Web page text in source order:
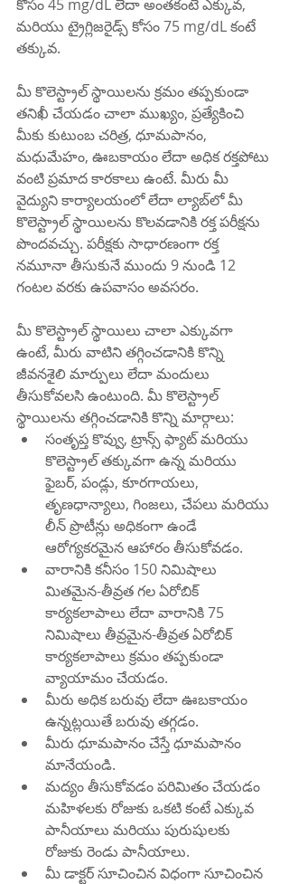
కోసం 45 mg/dL లేదా అంతకంటే ఎక్కువ,
మరియు ట్రైగ్లిజరైడ్స్ కోసం 75 mg/dL కంటే
తక్కువ.
మీ కొలెస్ట్రాల్ స్థాయిలను క్రమం తప్పకుండా
తనిఖీ చేయడం చాలా ముఖ్యం, ప్రత్యేకించి
మీకు కుటుంబ చరిత్ర, ధూమపానం,
మధుమేహం, ఊబకాయం లేదా అధిక రక్తపోటు
వంటి ప్రమాద కారకాలు ఉంటే. మీరు మీ
వైద్యుని కార్యాలయంలో లేదా ల్యాబ్‌లో మీ
కొలెస్ట్రాల్ స్థాయిలను కొలవడానికి రక్త పరీక్షను
పొందవచ్చు. పరీక్షకు సాధారణంగా రక్త
నమూనా తీసుకునే ముందు 9 నుండి 12
గంటల వరకు ఉపవాసం అవసరం.
మీ కొలెస్ట్రాల్ స్థాయిలు చాలా ఎక్కువగా
ఉంటే, మీరు వాటిని తగ్గించడానికి కొన్ని
జీవనశైలి మార్పులు లేదా మందులు
తీసుకోవలసి ఉంటుంది. మీ కొలెస్ట్రాల్
స్థాయిలను తగ్గించడానికి కొన్ని మార్గాలు:
సంతృప్త కొవ్వు, ట్రాన్స్ ఫ్యాట్ మరియు
కొలెస్ట్రాల్ తక్కువగా ఉన్న మరియు
ఫైబర్, పండ్లు, కూరగాయలు,
తృణధాన్యాలు, గింజలు, చేపలు మరియు
లీన్ ప్రొటీన్లు అధికంగా ఉండే
ఆరోగ్యకరమైన ఆహారం తీసుకోవడం.
వారానికి కనీసం 150 నిమిషాలు
మితమైన-తీవ్రత గల ఏరోబిక్
కార్యకలాపాలు లేదా వారానికి 75
నిమిషాలు తీవ్రమైన-తీవ్రత ఏరోబిక్
కార్యకలాపాలు క్రమం తప్పకుండా
వ్యాయామం చేయడం.
మీరు అధిక బరువు లేదా ఊబకాయం
ఉన్నట్లయితే బరువు తగ్గడం.
మీరు ధూమపానం చేస్తే ధూమపానం
మానేయండి.
మద్యం తీసుకోవడం పరిమితం చేయడం
మహిళలకు రోజుకు ఒకటి కంటే ఎక్కువ
పానీయాలు మరియు పురుషులకు
రోజుకు రెండు పానీయాలు.
మీ డాక్టర్ సూచించిన విధంగా సూచించిన